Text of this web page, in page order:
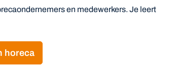
en medewerkers. Je leert
horeca